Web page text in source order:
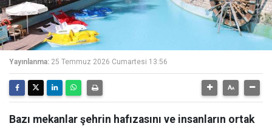
Yayınlanma: 25 Temmuz 2026 Cumartesi 13:56
Bazı mekanlar şehrin hafızasını ve insanların ortak